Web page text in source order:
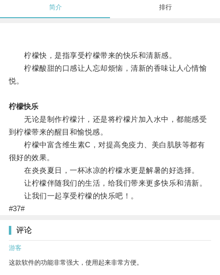
简介 排行
柠檬快，是指享受柠檬带来的快乐和清新感。
柠檬酸甜的口感让人忘却烦恼，清新的香味让人心情愉
悦。
柠檬快乐
无论是制作柠檬汁，还是将柠檬片加入水中，都能感受
到柠檬带来的醒目和愉悦感。
柠檬中富含维生素C，对提高免疫力、美白肌肤等都有
很好的效果。
在炎炎夏日，一杯冰凉的柠檬水更是解暑的好选择。
让柠檬伴随我们的生活，给我们带来更多快乐和清新。
让我们一起享受柠檬的快乐吧！。
#37#
评论
游客
这款软件的功能非常强大，使用起来非常方便。